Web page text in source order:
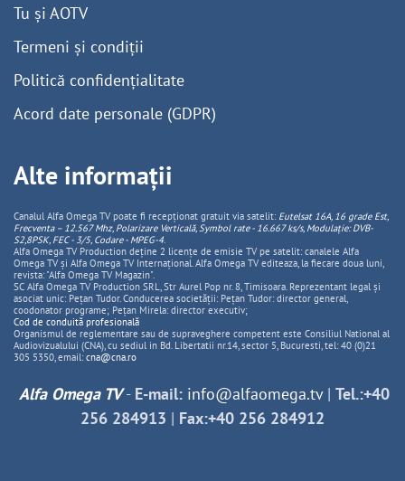
Tu și AOTV
Termeni și condiții
Politică confidențialitate
Acord date personale (GDPR)
Alte informații
Canalul Alfa Omega TV poate fi recepționat gratuit via satelit: Eutelsat 16A, 16 grade Est,
Frecventa – 12.567 Mhz, PolarizareVerticală, Symbol rate - 16.667 ks/s, Modulație: DVB-
S2,8PSK, FEC - 3/5, Codare - MPEG-4.
Alfa Omega TV Production deține 2 licențe de emisie TV pe satelit: canalele Alfa
Omega TV și Alfa Omega TV Internațional. Alfa Omega TV editeaza, la fiecare doua luni,
revista: "Alfa Omega TV Magazin".
SC Alfa Omega TV Production SRL, Str Aurel Pop nr. 8, Timisoara. Reprezentant legal și
asociat unic: Pețan Tudor. Conducerea societății: Pețan Tudor: director general,
coodonator programe; Pețan Mirela: director executiv;
Cod de conduită profesională
Organismul de reglementare sau de supraveghere competent este Consiliul National al
Audiovizualului (CNA), cu sediul in Bd. Libertatii nr.14, sector 5, Bucuresti, tel: 40 (0)21
305 5350, email: cna@cna.ro
Alfa Omega TV- E-mail: info@alfaomega.tv| Tel.:+40
256 284913 | Fax:+40 256 284912